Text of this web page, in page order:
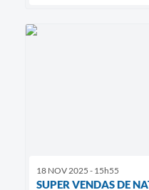
18 NOV 2025 - 15h55
SUPER VENDAS DE